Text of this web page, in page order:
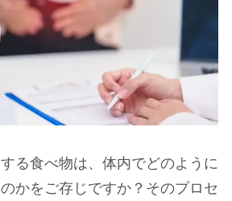
る食べ物は、体内でどのように
かをご存じですか？ そのプロセ